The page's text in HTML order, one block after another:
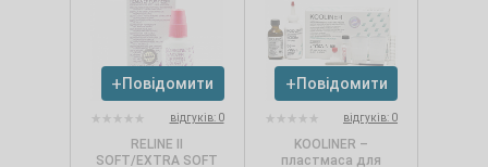
Повідомити
відгуків: 0
RELINE II
SOFT/EXTRA SOFT
Повідомити
відгуків: 0
KOOLINER –
пластмаса для